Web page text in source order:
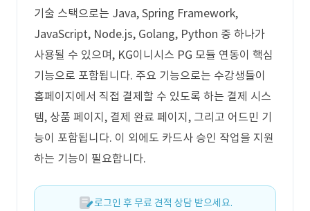
기술 스택으로는 Java, Spring Framework,
JavaScript, Node.js, Golang, Python 중 하나가
사용될 수 있으며, KG이니시스 PG 모듈 연동이 핵심
기능으로 포함됩니다. 주요 기능으로는 수강생들이
홈페이지에서 직접 결제할 수 있도록 하는 결제 시스
템, 상품 페이지, 결제 완료 페이지, 그리고 어드민 기
능이 포함됩니다. 이 외에도 카드사 승인 작업을 지원
하는 기능이 필요합니다.
로그인 후 무료 견적 상담 받으세요.